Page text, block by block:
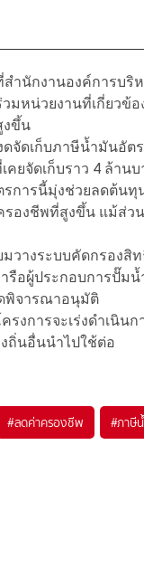
สำนักงานองค์การบ
มหน่วยงานที่เกี่ยวข้
งขึ้น
ดเก็บภาษีน้ำมันอัตร
คยจัดเก็บราว 4 ล้า
รการนี้มุ่งช่วยลดต้น
องชีพที่สูงขึ้น แม้ส่ว
มวางระบบคัดกรอง
อผู้ประกอบการปั๊มน้
พิจารณาอนุมัติ
งการจะเร่งดำเนินก
ถิ่นอื่นนำไปใช้ต่อ
#ลดค่าครองชีพ #ภาษี